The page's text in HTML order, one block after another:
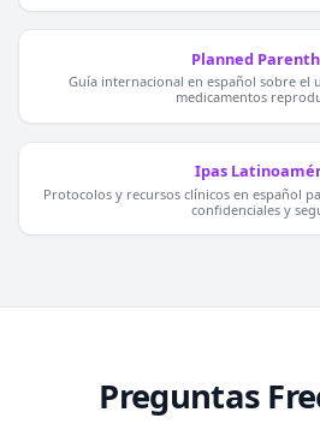
Planned
Guía internacional en español sobre el
medicamentos
Ipas
Protocolos y recursos clínicos en español
confidenciales y
Preguntas